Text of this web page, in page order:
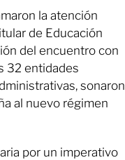
la atención
de Educación
del encuentro con
32 entidades
sonaron
al nuevo régimen
por un imperativo